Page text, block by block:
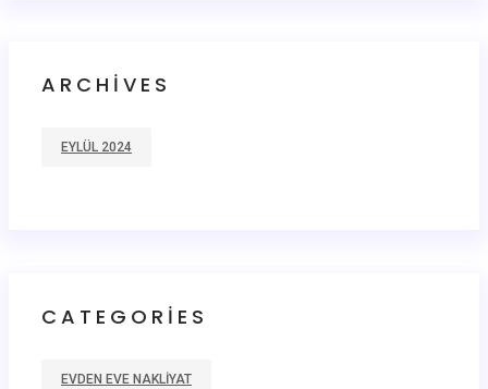
ARCHIVES
EYLÜL 2024
CATEGORIES
EVDEN EVE NAKLIYAT